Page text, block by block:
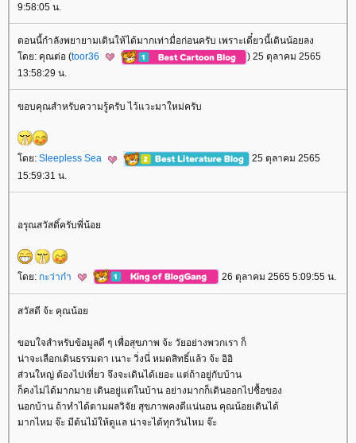
9:58:05 น.
ตอนนี้กำลังพยายามเดินให้ได้มากเท่ามื่อก่อนครับ เพราะเดี๋ยวนี้เดินน้อยลง
ดย: คุณต่อ (toor36
) 25 ตุลาคม 2565
13:58:29 น.
ขอบคุณสำหรับความรู้ครับ ไว้แวะมาใหม่ครับ
ดย: Sleepless Sea
25 ตุลาคม 2565
15:59:31 น.
อรุณสวัสดิ์ครับพี่น้อ
ดย: กะว่าก๋า 26 ตุลาคม 2565 5:09:55 น.
สวัสดี จ้ะ คุณน้อ
ขอบใจสำหรับข้อมูลดี ๆ เพื่อสุขภาพ จ้ะ วัยอย่างพวกเรา ก็
น่าจะเลือกเดินธรรมดา เนาะ วิ่งนี่ หมดสิทธิ์แล้ว จ้ะ อิอิ
ส่วนใหญ่ ต้องไปเที่ยว จึงจะเดินได้เยอะ แต่ถ้าอยู่กับบ้าน
ก็คงไม่ได้มากมาย เดินอยู่แต่ในบ้าน อย่างมากก็เดินออกไปซื้อของ
นอกบ้าน ถ้าทำได้ตามผลวิจัย สุขภาพคงดีแน่นอน คุณน้อยเดินได้
มากไหม จ๊ะ มีต้นไม้ให้ดูแล น่าจะได้ทุกวันไหม จ๊ะ